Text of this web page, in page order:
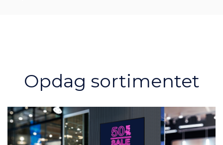
Opdag sortimentet